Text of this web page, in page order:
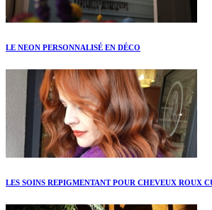
LE NEON PERSONNALISÉ EN DÉCO
LES SOINS REPIGMENTANT POUR CHEVEUX ROUX